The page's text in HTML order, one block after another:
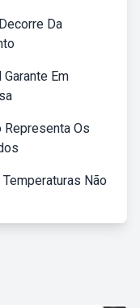
Da
Em
Representa Os
Não